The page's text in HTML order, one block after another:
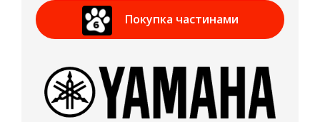
Приват Банк
Покупка частинами